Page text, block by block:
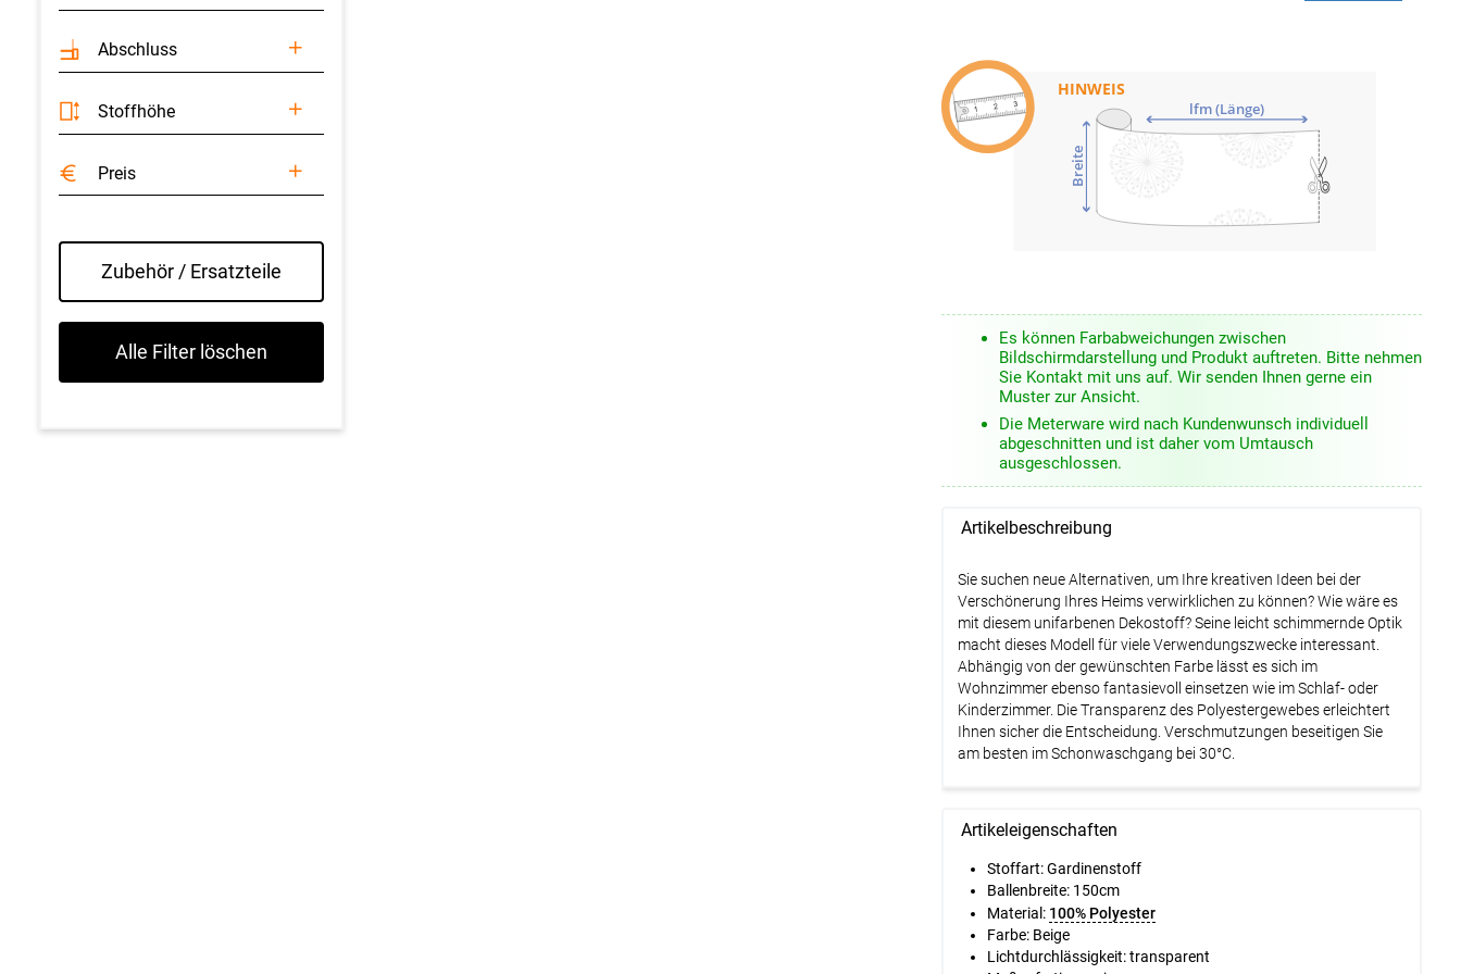
Abschluss
Stoffhöhe
Preis
Zubehör / Ersatzteile
Alle Filter löschen
lfm (Länge)
Breite
HINWEIS
Es können Farbabweichungen zwischen
Bildschirmdarstellung und Produkt auftreten. Bitte nehmen
Sie Kontakt mit uns auf. Wir senden Ihnen gerne ein
Muster zur Ansicht.
Die Meterware wird nach Kundenwunsch individuell
abgeschnitten und ist daher vom Umtausch
ausgeschlossen.
Artikelbeschreibung
Sie suchen neue Alternativen, um Ihre kreativen Ideen bei der
Verschönerung Ihres Heims verwirklichen zu können? Wie wäre es
mit diesem unifarbenen Dekostoff? Seine leicht schimmernde Optik
macht dieses Modell für viele Verwendungszwecke interessant.
Abhängig von der gewünschten Farbe lässt es sich im
Wohnzimmer ebenso fantasievoll einsetzen wie im Schlaf- oder
Kinderzimmer. Die Transparenz des Polyestergewebes erleichtert
Ihnen sicher die Entscheidung. Verschmutzungen beseitigen Sie
am besten im Schonwaschgang bei 30°C.
Artikeleigenschaften
Stoffart: Gardinenstoff
Ballenbreite: 150cm
Material: 100% Polyester
Farbe: Beige
Lichtdurchlässigkeit: transparent